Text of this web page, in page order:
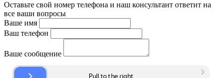
Оставьте свой номер телефона и наш консультант ответит на
все ваши вопросы
Ваше имя
Ваш телефон
Ваше сообщение